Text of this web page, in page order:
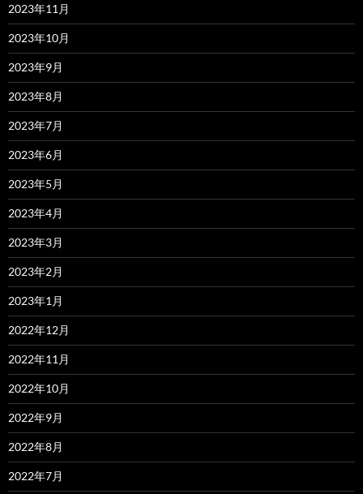
2023年11月
2023年10月
2023年9月
2023年8月
2023年7月
2023年6月
2023年5月
2023年4月
2023年3月
2023年2月
2023年1月
2022年12月
2022年11月
2022年10月
2022年9月
2022年8月
2022年7月